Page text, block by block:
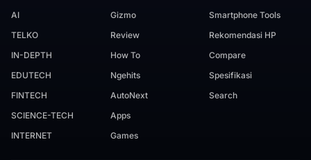
AI
TELKO
IN-DEPTH
EDUTECH
FINTECH
SCIENCE-TECH
INTERNET
Gizmo
Review
How To
Ngehits
AutoNext
Apps
Games
Smartphone Tools
Rekomendasi HP
Compare
Spesifikasi
Search